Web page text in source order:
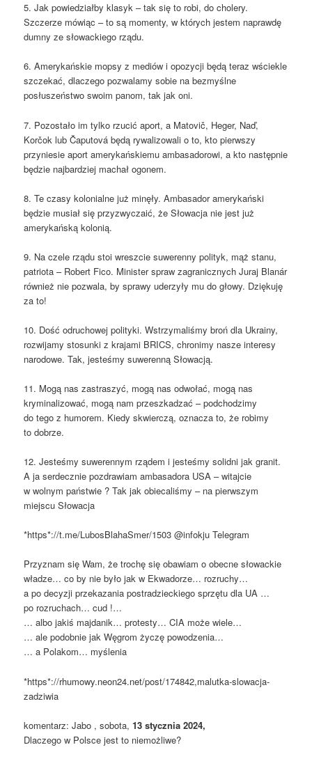
5. Jak powiedziałby klasyk – tak się to robi, do cholery.
Szczerze mówiąc – to są momenty, w których jestem naprawdę
dumny ze słowackiego rządu.
6. Amerykańskie mopsy z mediów i opozycji będą teraz wściekle
szczekać, dlaczego pozwalamy sobie na bezmyślne
posłuszeństwo swoim panom, tak jak oni.
7. Pozostało im tylko rzucić aport, a Matovič, Heger, Naď,
Korčok lub Čaputová będą rywalizowali o to, kto pierwszy
przyniesie aport amerykańskiemu ambasadorowi, a kto następnie
będzie najbardziej machał ogonem.
8. Te czasy kolonialne już minęły. Ambasador amerykański
będzie musiał się przyzwyczaić, że Słowacja nie jest już
amerykańską kolonią.
9. Na czele rządu stoi wreszcie suwerenny polityk, mąż stanu,
patriota – Robert Fico. Minister spraw zagranicznych Juraj Blanár
również nie pozwala, by sprawy uderzyły mu do głowy. Dziękuję
za to!
10. Dość odruchowej polityki. Wstrzymaliśmy broń dla Ukrainy,
rozwijamy stosunki z krajami BRICS, chronimy nasze interesy
narodowe. Tak, jesteśmy suwerenną Słowacją.
11. Mogą nas zastraszyć, mogą nas odwołać, mogą nas
kryminalizować, mogą nam przeszkadzać – podchodzimy
do tego z humorem. Kiedy skwierczą, oznacza to, że robimy
to dobrze.
12. Jesteśmy suwerennym rządem i jesteśmy solidni jak granit.
A ja serdecznie pozdrawiam ambasadora USA – witajcie
w wolnym państwie ? Tak jak obiecaliśmy – na pierwszym
miejscu Słowacja
*https*://t.me/LubosBlahaSmer/1503 @infokju Telegram
Przyznam się Wam, że trochę się obawiam o obecne słowackie
władze… co by nie było jak w Ekwadorze… rozruchy…
a po decyzji przekazania postradzieckiego sprzętu dla UA …
po rozruchach… cud !…
… albo jakiś majdanik… protesty… CIA może wiele…
… ale podobnie jak Węgrom życzę powodzenia…
… a Polakom… myślenia
*https*://rhumowy.neon24.net/post/174842,malutka-slowacja-
zadziwia
komentarz: Jabo , sobota,13 stycznia 2024,
Dlaczego w Polsce jest to niemożliwe?